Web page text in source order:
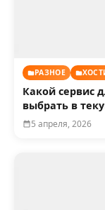
РАЗНОЕ
Какой сервис
выбрать в
5 апреля, 2026